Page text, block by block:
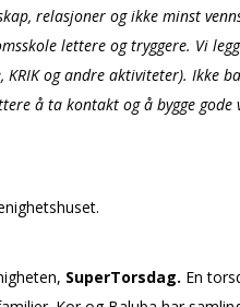
relasjoner og ikke minst
lettere og tryggere. Vi
og andre aktiviteter).
å ta kontakt og å bygge gode
SuperTorsdag. En